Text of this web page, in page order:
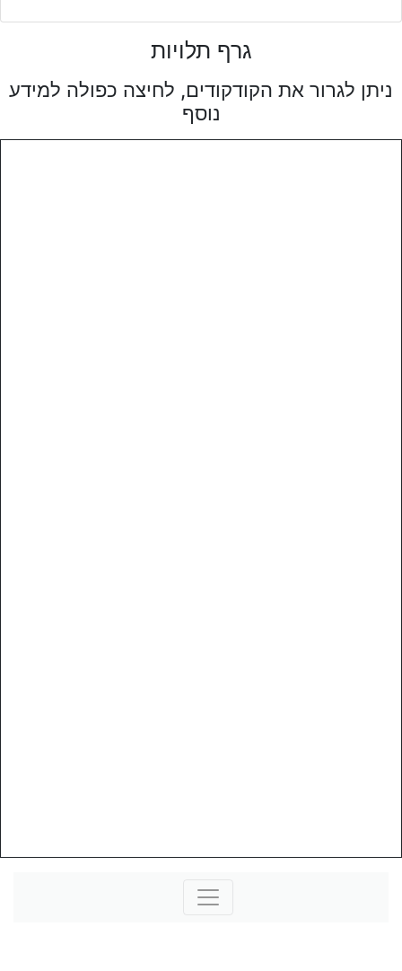
גרף תלויות
ניתן לגרור את הקודקודים, לחיצה כפולה למידע
נוסף